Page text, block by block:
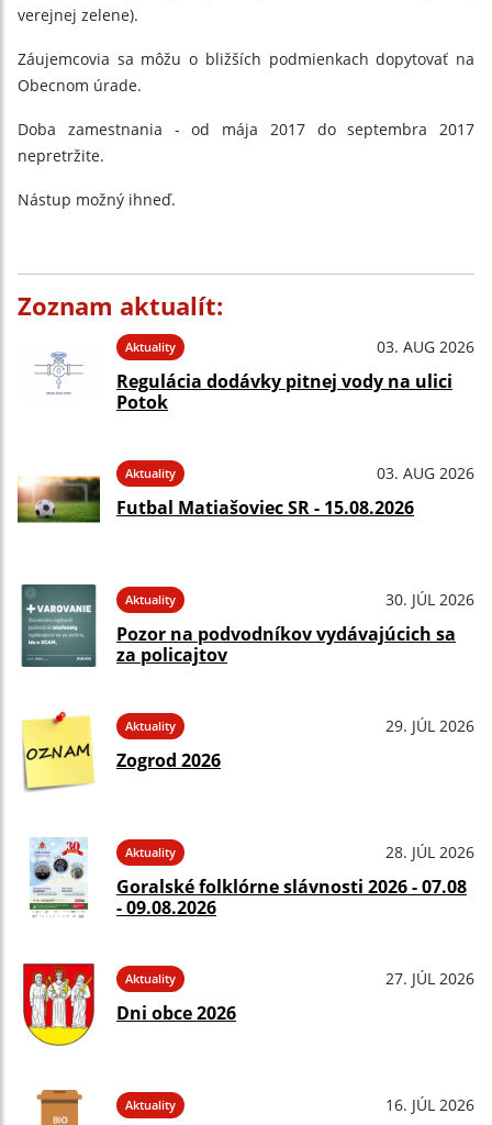
verejnej zelene).
Záujemcovia sa môžu o bližších podmienkach dopytovať na
Obecnom úrade.
Doba zamestnania - od mája 2017 do septembra 2017
nepretržite.
Nástup možný ihneď.
Zoznam aktualít:
Aktuality 03. AUG 2026
Regulácia dodávky pitnej vody na ulici
Potok
Aktuality 03. AUG 2026
Futbal Matiašoviec SR - 15.08.2026
Aktuality 30. JÚL 2026
Pozor na podvodníkov vydávajúcich sa
za policajtov
Aktuality 29. JÚL 2026
Zogrod 2026
Aktuality 28. JÚL 2026
Goralské folklórne slávnosti 2026 - 07.08
- 09.08.2026
Aktuality 27. JÚL 2026
Dni obce 2026
Aktuality 16. JÚL 2026